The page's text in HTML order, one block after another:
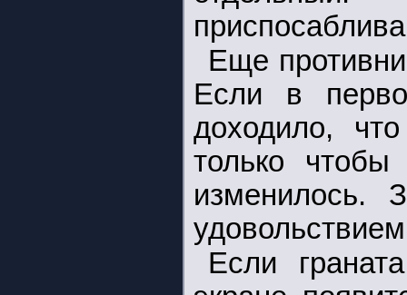
Еще
Если в
доходило,
только
изменилось.
Если